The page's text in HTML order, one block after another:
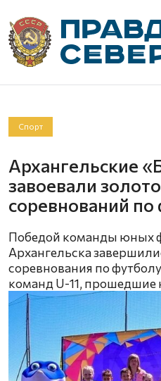
Спорт
Архангельские
завоевали
соревнований
Победой команды юных
Архангельска
соревнования по
команд U-11, прошедшие